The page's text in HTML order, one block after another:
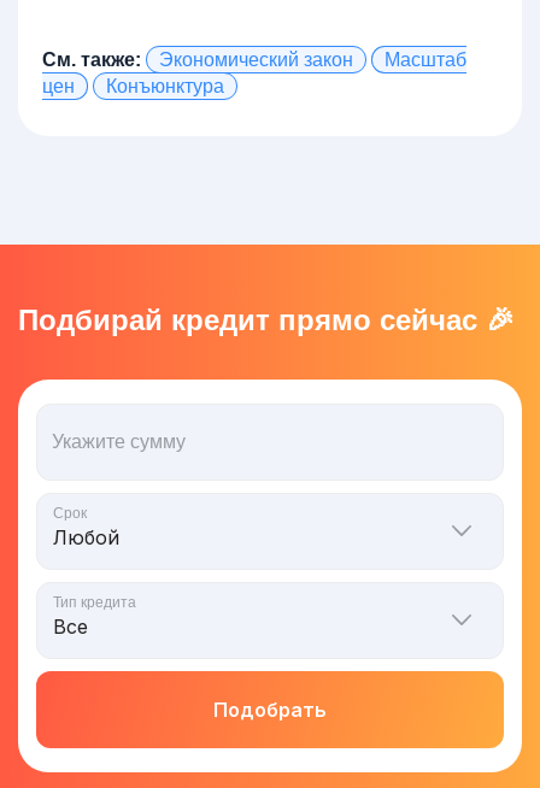
См. также: Экономический закон
Масштаб
цен
Конъюнктура
Подбирай кредит прямо сейчас 🎉
Укажите сумму
Срок
Тип кредита
Подобрать